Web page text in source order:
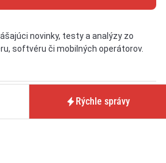
novinky, testy a analýzy zo
softvéru či mobilných operátorov.
Rýchle správy